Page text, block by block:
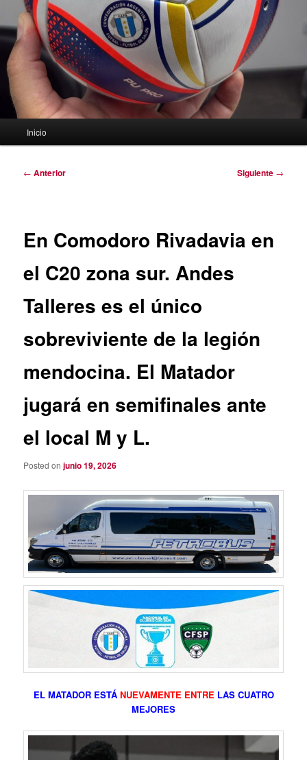
Inicio
Navegación
← Anterior Siguiente →
En Comodoro Rivadavia en
el C20 zona sur. Andes
Talleres es el único
sobreviviente de la legión
mendocina. El Matador
jugará en semifinales ante
el local M y L.
Posted onjunio 19, 2026
EL MATADOR ESTÁ NUEVAMENTE ENTRELAS CUATRO
MEJORES